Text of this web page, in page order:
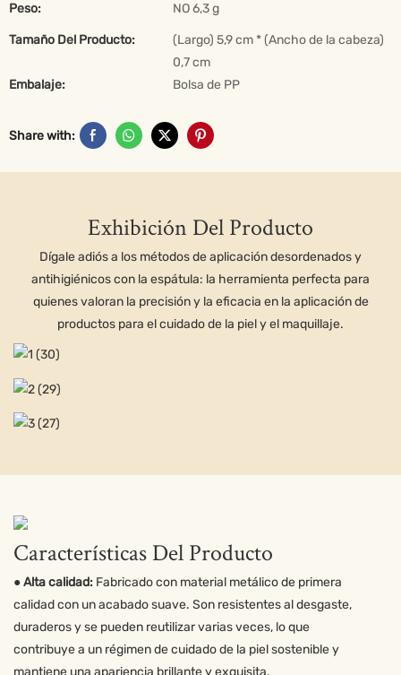
Peso: NO 6,3 g
Tamaño Del Producto:
(Largo) 5,9 cm * (Ancho de la cabeza)
0,7 cm
Embalaje:
Bolsa de PP
Share with:
Exhibición Del Producto
Dígale adiós a los métodos de aplicación desordenados y
antihigiénicos con la espátula: la herramienta perfecta para
quienes valoran la precisión y la eficacia en la aplicación de
productos para el cuidado de la piel y el maquillaje.
Características Del Producto
● Alta calidad: Fabricado con material metálico de primera
calidad con un acabado suave. Son resistentes al desgaste,
duraderos y se pueden reutilizar varias veces, lo que
contribuye a un régimen de cuidado de la piel sostenible y
mantiene una apariencia brillante y exquisita.